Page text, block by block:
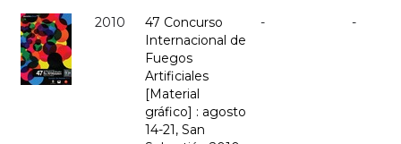
2010
47 Concurso
Internacional de
Fuegos
Artificiales
[Material
gráfico] : agosto
14-21, San
- -